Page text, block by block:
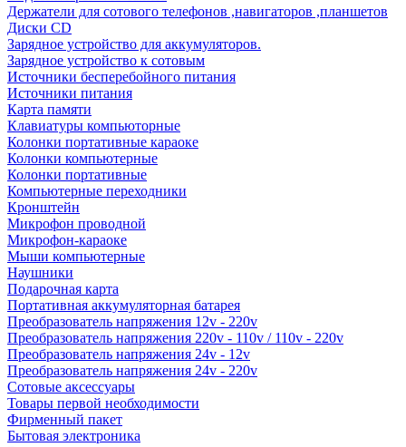
Держатели для сотового телефонов ,навигаторов ,планшетов
Диски CD
Зарядное устройство для аккумуляторов.
Зарядное устройство к сотовым
Источники бесперебойного питания
Источники питания
Карта памяти
Клавиатуры компьюторные
Колонки портативные караоке
Колонки компьютерные
Колонки портативные
Компьютерные переходники
Кронштейн
Микрофон проводной
Микрофон-караоке
Мыши компьютерные
Наушники
Подарочная карта
Портативная аккумуляторная батарея
Преобразователь напряжения 12v - 220v
Преобразователь напряжения 220v - 110v / 110v - 220v
Преобразователь напряжения 24v - 12v
Преобразователь напряжения 24v - 220v
Сотовые аксессуары
Товары первой необходимости
Фирменный пакет
Бытовая электроника